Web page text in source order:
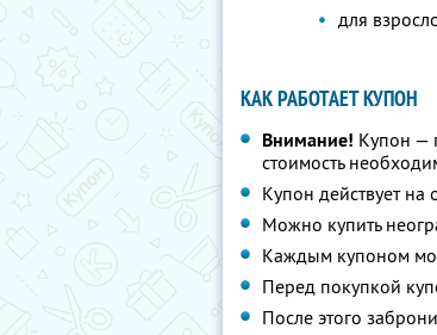
для
КАК РАБОТАЕТ КУПОН
Внимание! Купон —
стоимость
Купон действует на
Можно купить
Каждым купоном
Перед покупкой
После этого